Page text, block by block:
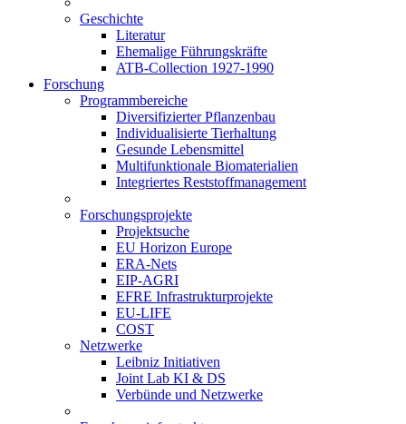
Geschichte
Literatur
Ehemalige Führungskräfte
ATB-Collection 1927-1990
Forschung
Programmbereiche
Diversifizierter Pflanzenbau
Individualisierte Tierhaltung
Gesunde Lebensmittel
Multifunktionale Biomaterialien
Integriertes Reststoffmanagement
Forschungsprojekte
Projektsuche
EU Horizon Europe
ERA-Nets
EIP-AGRI
EFRE Infrastrukturprojekte
EU-LIFE
COST
Netzwerke
Leibniz Initiativen
Joint Lab KI & DS
Verbünde und Netzwerke